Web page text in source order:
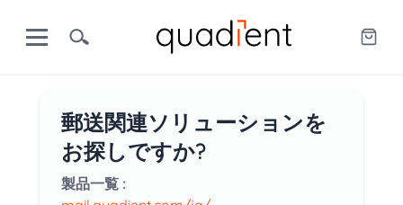
郵送関連ソリューションを
お探しですか?
製品一覧 :